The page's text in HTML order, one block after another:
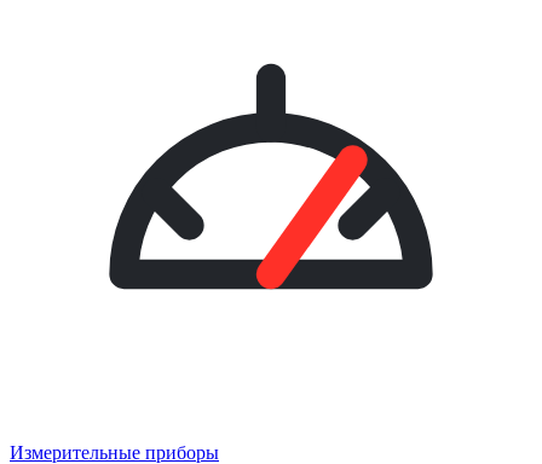
Измерительные приборы